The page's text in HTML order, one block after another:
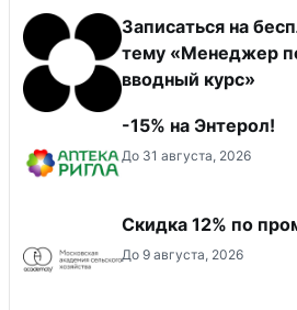
Записаться на
тему «Менеджер
вводный курс»
-15% на Энтерол!
До 31 августа, 2026
Скидка 12% по
До 9 августа, 2026